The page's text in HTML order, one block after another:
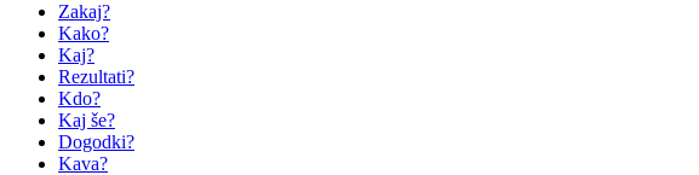
Zakaj?
Kako?
Kaj?
Rezultati?
Kdo?
Kaj še?
Dogodki?
Kava?